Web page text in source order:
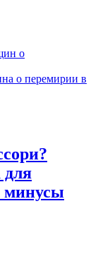
о
о перемирии в
минусы